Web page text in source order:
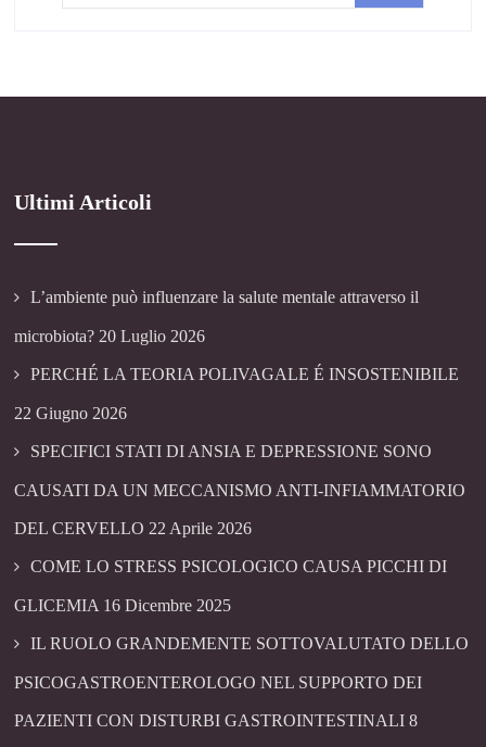
Ultimi Articoli
L’ambiente può influenzare la salute mentale attraverso il
microbiota? 20 Luglio 2026
PERCHÉ LA TEORIA POLIVAGALE É INSOSTENIBILE
22 Giugno 2026
SPECIFICI STATI DI ANSIA E DEPRESSIONE SONO
CAUSATI DA UN MECCANISMO ANTI-INFIAMMATORIO
DEL CERVELLO 22 Aprile 2026
COME LO STRESS PSICOLOGICO CAUSA PICCHI DI
GLICEMIA 16 Dicembre 2025
IL RUOLO GRANDEMENTE SOTTOVALUTATO DELLO
PSICOGASTROENTEROLOGO NEL SUPPORTO DEI
PAZIENTI CON DISTURBI GASTROINTESTINALI 8